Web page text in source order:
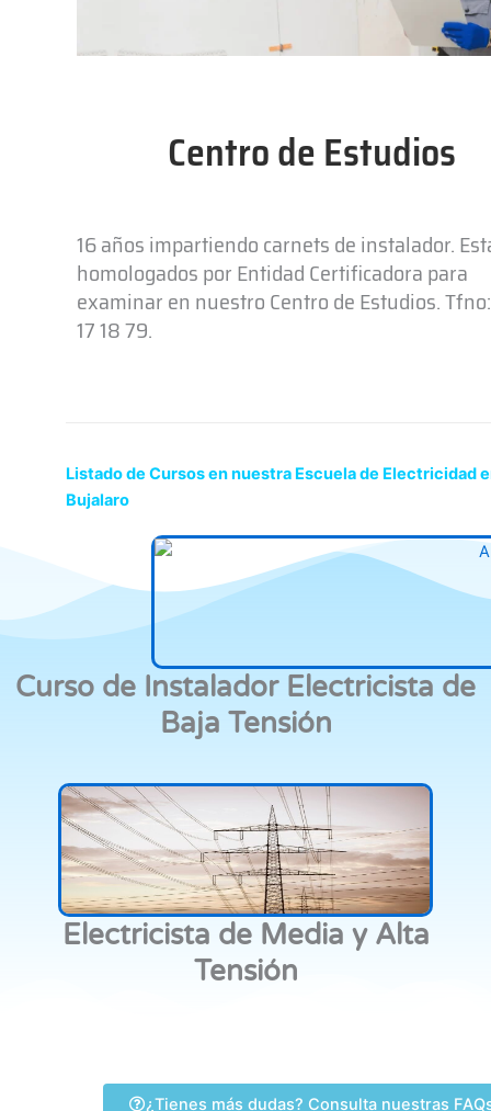
Centro de Estudios
16 años impartiendo carnets de instalador.
homologados por Entidad Certificadora para
examinar en nuestro Centro de Estudios.
17 18 79.
Listado de Cursos en nuestra Escuela de Electricidad
Bujalaro
Curso de Instalador Electricista de
Baja Tensión
Electricista de Media y Alta
Tensión
¿Tienes más dudas? Consulta nuestras